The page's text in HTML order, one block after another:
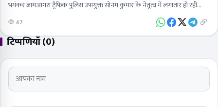
भयंकर जामआगरा ट्रैफिक पुलिस उपायुक्त सोनम कुमार के नेतृत्व में लगातार हो रही
बड़ी…47
टिप्पणियाँ (0)